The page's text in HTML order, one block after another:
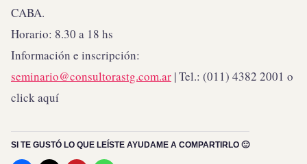
CABA.
Horario: 8.30 a 18 hs
Información e inscripción:
seminario@consultorastg.com.ar | Tel.: (011) 4382 2001 o
click aquí
SI TE GUSTÓ LO QUE LEÍSTE AYUDAME A COMPARTIRLO 🙂